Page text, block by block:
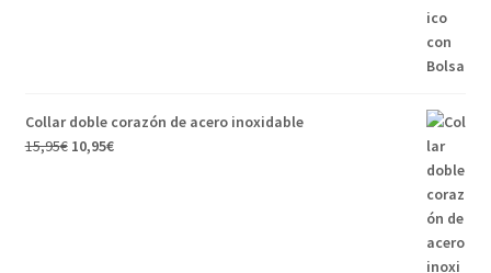
Collar doble corazón de acero inoxidable
15,95€ 10,95€